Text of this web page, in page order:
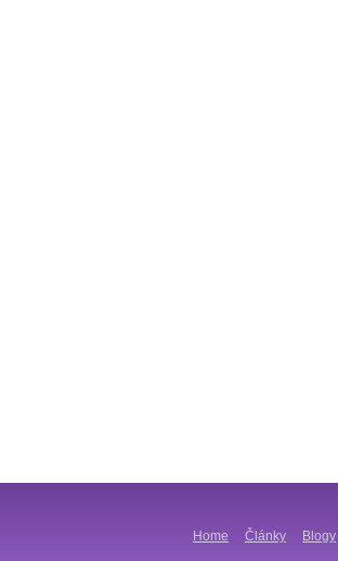
Home Články Blogy